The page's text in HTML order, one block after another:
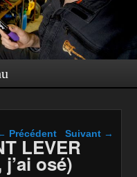
Navigation dans les
articles
Précédent Suivant →
LEVER
osé)